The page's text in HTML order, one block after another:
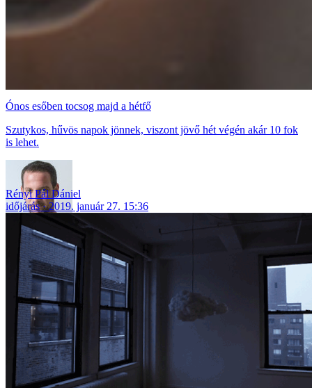
Ónos esőben tocsog majd a hétfő
Szutykos, hűvös napok jönnek, viszont jövő hét végén akár 10 fok
is lehet.
Rényi Pál Dániel
időjárás
2019. január 27. 15:36